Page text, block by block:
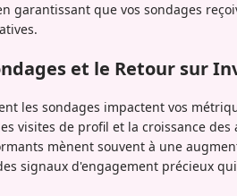
garantissant que vos sondages
et le Retour sur
les sondages impactent vos
visites de profil et la croissance des
mènent souvent à une
signaux d'engagement précieux